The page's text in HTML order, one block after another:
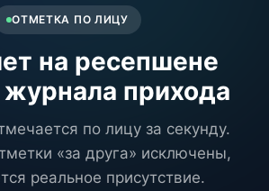
ОТМЕТКА ПО ЛИЦУ
на ресепшене
прихода
по лицу за секунду.
«за друга» исключены,
реальное присутствие.